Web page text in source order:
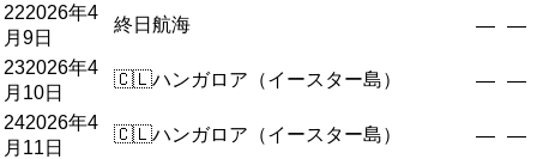
222026年4
月9日
終日航海 — —
232026年4
月10日
🇨🇱ハンガロア（イースター島） — —
242026年4
月11日
🇨🇱ハンガロア（イースター島） — —